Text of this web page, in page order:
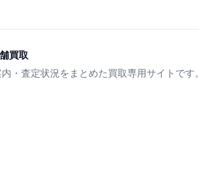
買取
・査定状況をまとめた買取専用サイトです。